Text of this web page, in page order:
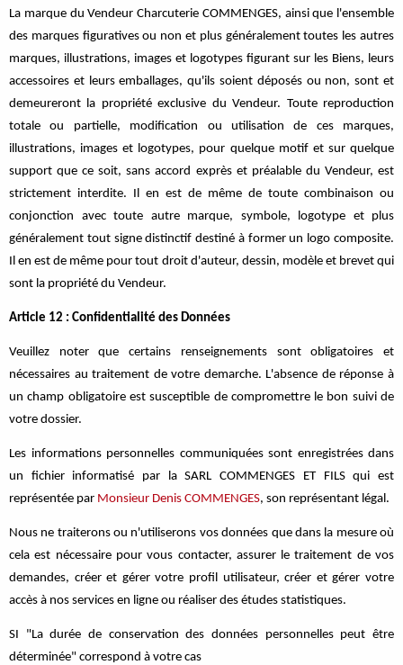
La marque du Vendeur Charcuterie COMMENGES, ainsi que l'ensemble
des marques figuratives ou non et plus généralement toutes les autres
marques, illustrations, images et logotypes figurant sur les Biens, leurs
accessoires et leurs emballages, qu'ils soient déposés ou non, sont et
demeureront la propriété exclusive du Vendeur. Toute reproduction
totale ou partielle, modification ou utilisation de ces marques,
illustrations, images et logotypes, pour quelque motif et sur quelque
support que ce soit, sans accord exprès et préalable du Vendeur, est
strictement interdite. Il en est de même de toute combinaison ou
conjonction avec toute autre marque, symbole, logotype et plus
généralement tout signe distinctif destiné à former un logo composite.
Il en est de même pour tout droit d'auteur, dessin, modèle et brevet qui
sont la propriété du Vendeur.
Article 12 : Confidentialité des Données
Veuillez noter que certains renseignements sont obligatoires et
nécessaires au traitement de votre demarche. L'absence de réponse à
un champ obligatoire est susceptible de compromettre le bon suivi de
votre dossier.
Les informations personnelles communiquées sont enregistrées dans
un fichier informatisé par la SARL COMMENGES ET FILS qui est
représentée par Monsieur Denis COMMENGES, son représentant légal.
Nous ne traiterons ou n'utiliserons vos données que dans la mesure où
cela est nécessaire pour vous contacter, assurer le traitement de vos
demandes, créer et gérer votre profil utilisateur, créer et gérer votre
accès à nos services en ligne ou réaliser des études statistiques.
SI "La durée de conservation des données personnelles peut être
déterminée" correspond à votre cas